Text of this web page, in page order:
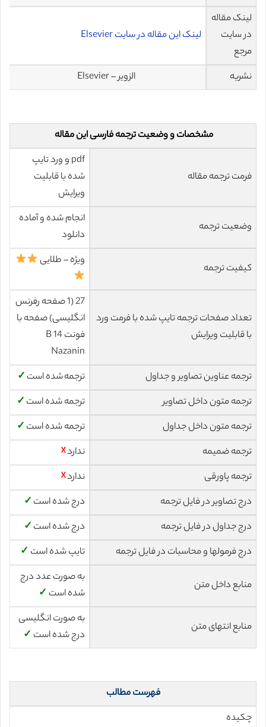
لینک مقاله
در سایت
مرجع
لینک این مقاله در سایت Elsevier
نشریه الزویر – Elsevier
مشخصات و وضعیت ترجمه فارسی این مقاله
فرمت ترجمه مقاله
pdf و ورد تایپ
شده با قابلیت
ویرایش
وضعیت ترجمه
انجام شده و آماده
دانلود
کیفیت ترجمه
ویژه – طلایی
تعداد صفحات ترجمه تایپ شده با فرمت ورد
با قابلیت ویرایش
27 (1 صفحه رفرنس
انگلیسی) صفحه با
فونت 14 B
Nazanin
ترجمه عناوین تصاویر و جداول
ترجمه شده است ✓
ترجمه متون داخل تصاویر
ترجمه شده است ✓
ترجمه متون داخل جداول
ترجمه شده است ✓
ترجمه ضمیمه
ندارد☓
ترجمه پاورقی
ندارد☓
درج تصاویر در فایل ترجمه
درج شده است ✓
درج جداول در فایل ترجمه
درج شده است ✓
درج فرمولها و محاسبات در فایل ترجمه
تایپ شده است ✓
منابع داخل متن
به صورت عدد درج
شده است ✓
منابع انتهای متن
به صورت انگلیسی
درج شده است ✓
فهرست مطالب
چکیده